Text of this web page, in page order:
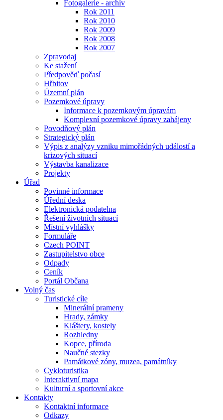
Fotogalerie - archiv
Rok 2011
Rok 2010
Rok 2009
Rok 2008
Rok 2007
Zpravodaj
Ke stažení
Předpověď počasí
Hřbitov
Územní plán
Pozemkové úpravy
Informace k pozemkovým úpravám
Komplexní pozemkové úpravy zahájeny
Povodňový plán
Strategický plán
Výpis z analýzy vzniku mimořádných událostí a
krizových situací
Výstavba kanalizace
Projekty
Úřad
Povinné informace
Úřední deska
Elektronická podatelna
Řešení životních situací
Místní vyhlášky
Formuláře
Czech POINT
Zastupitelstvo obce
Odpady
Ceník
Portál Občana
Volný čas
Turistické cíle
Minerální prameny
Hrady, zámky
Kláštery, kostely
Rozhledny
Kopce, příroda
Naučné stezky
Památkové zóny, muzea, památníky
Cykloturistika
Interaktivní mapa
Kulturní a sportovní akce
Kontakty
Kontaktní informace
Odkazy